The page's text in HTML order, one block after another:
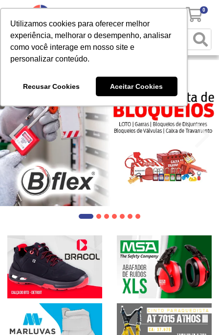
Utilizamos cookies para oferecer melhor
experiência, melhorar o desempenho, analisar
como você interage em nosso site e
personalizar conteúdo.
Recusar Cookies Aceitar Cookies
0